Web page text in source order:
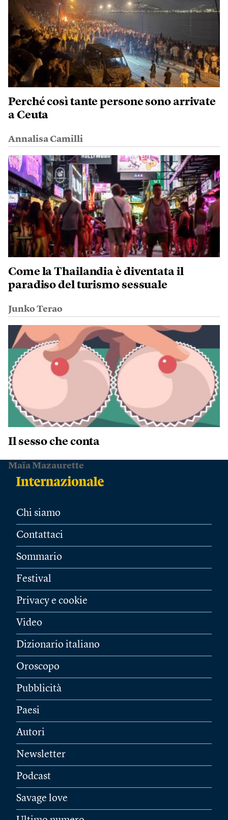
Perché così tante persone sono arrivate
a Ceuta
Annalisa Camilli
Come la Thailandia è diventata il
paradiso del turismo sessuale
Junko Terao
Il sesso che conta
Maïa Mazaurette
Chi siamo
Contattaci
Sommario
Festival
Privacy e cookie
Video
Dizionario italiano
Oroscopo
Pubblicità
Paesi
Autori
Newsletter
Podcast
Savage love